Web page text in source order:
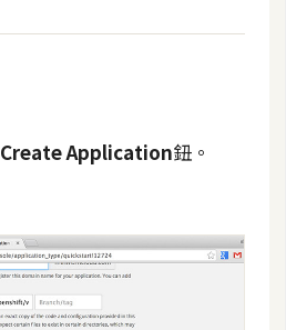
Create Application鈕。